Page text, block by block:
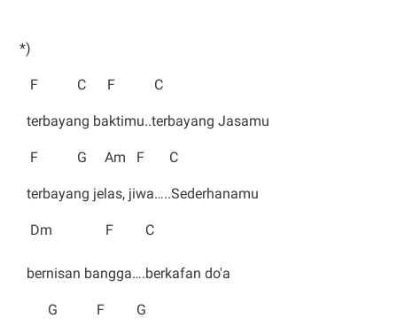
*)
F C F C
terbayang baktimu..terbayang Jasamu
F G Am F C
terbayang jelas, jiwa…..Sederhanamu
Dm F C
bernisan bangga….berkafan do'a
G F G